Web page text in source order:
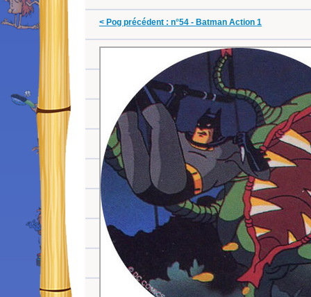
< Pog précédent : n°54 - Batman Action 1